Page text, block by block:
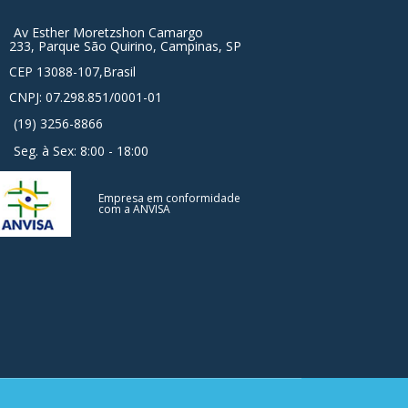
Av Esther Moretzshon Camargo
233, Parque São Quirino, Campinas, SP
CEP 13088-107,Brasil
CNPJ: 07.298.851/0001-01
(19) 3256-8866
Seg. à Sex: 8:00 - 18:00
Empresa em conformidade
com a ANVISA